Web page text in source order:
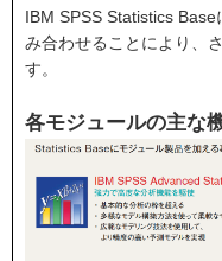
IBM SPSS Statistics
み合わせることにより、
す。
各モジュールの主な